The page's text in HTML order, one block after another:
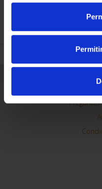
Preguntas